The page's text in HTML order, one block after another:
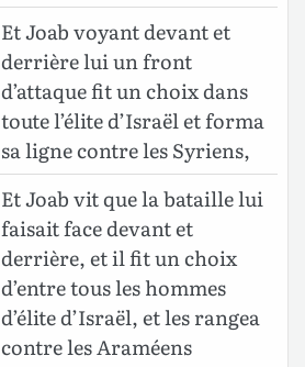
Et Joab voyant devant et
derrière lui un front
d’attaque fit un choix dans
toute l’élite d’Israël et forma
sa ligne contre les Syriens,
Et Joab vit que la bataille lui
faisait face devant et
derrière, et il fit un choix
d’entre tous les hommes
d’élite d’Israël, et les rangea
contreles Araméens